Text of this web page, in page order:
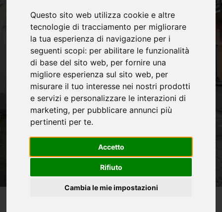
Questo sito web utilizza cookie e altre
tecnologie di tracciamento per migliorare
la tua esperienza di navigazione per i
seguenti scopi: per abilitare le funzionalità
di base del sito web, per fornire una
migliore esperienza sul sito web, per
misurare il tuo interesse nei nostri prodotti
e servizi e personalizzare le interazioni di
marketing, per pubblicare annunci più
pertinenti per te.
Accetto
Rifiuto
Cambia le mie impostazioni